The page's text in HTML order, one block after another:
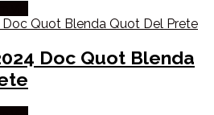
Doc Quot Blenda